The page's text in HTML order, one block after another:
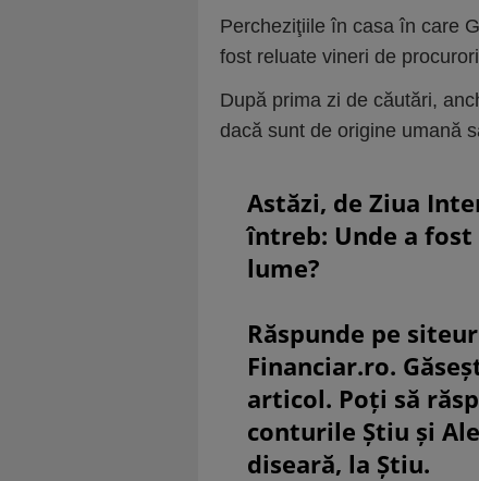
Percheziţiile în casa în care
fost reluate vineri de
După prima zi de căutări,
dacă sunt de origine umană
Astăzi, de Ziua
întreb: Unde a
lume?
Răspunde pe
Financiar.ro.
articol. Poți să
conturile Știu și
diseară, la Știu.